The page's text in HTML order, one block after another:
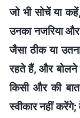
जो भी सोचें या
उनका नजरिया
जैसा ठीक या
रहते हैं, और बोलने
किसी और की
स्वीकार नहीं